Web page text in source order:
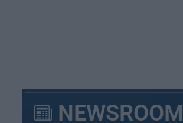
NEWSROOM